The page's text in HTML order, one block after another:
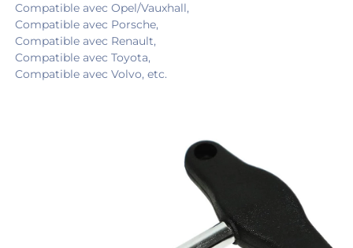
Compatible avec Opel/Vauxhall,
Compatible avec Porsche,
Compatible avec Renault,
Compatible avec Toyota,
Compatible avec Volvo, etc.